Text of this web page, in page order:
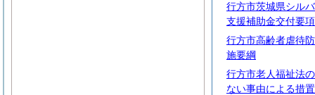
行方市茨城県シル
支援補助金交付要項
行方市高齢者虐待
施要綱
行方市老人福祉法
ない事由による措